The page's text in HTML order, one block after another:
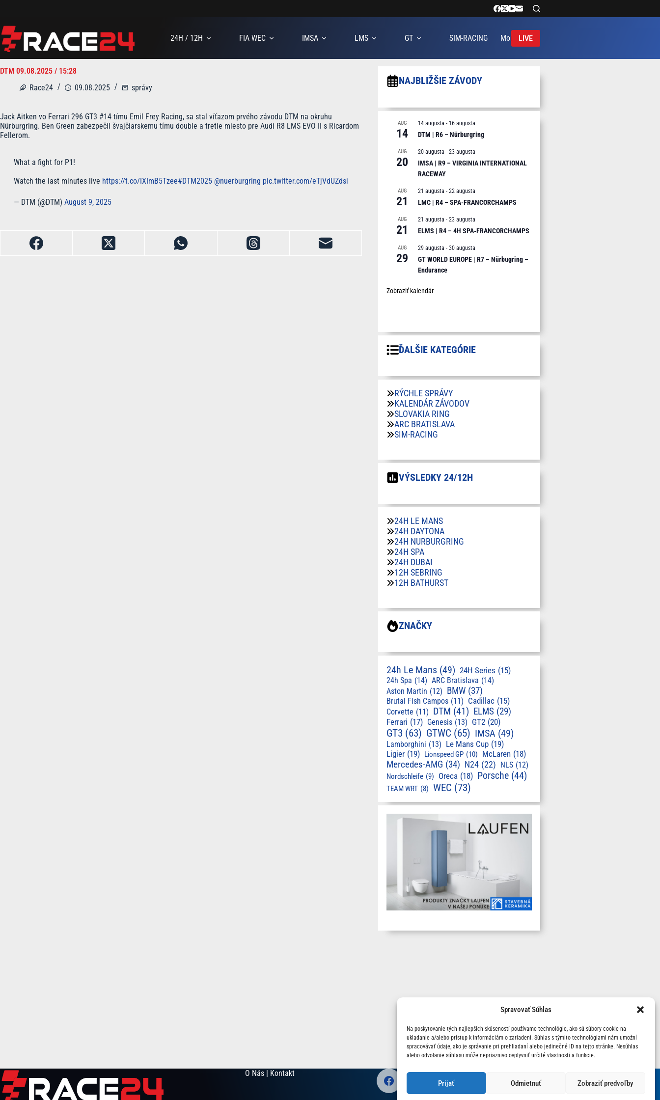
Spravovať Súhlas
Na poskytovanie tých najlepších skúseností používame technológie, ako sú súbory cookie na
ukladanie a/alebo prístup k informáciám o zariadení. Súhlas s týmito technológiami nám umožní
spracovávať údaje, ako je správanie pri prehliadaní alebo jedinečné ID na tejto stránke. Nesúhlas
alebo odvolanie súhlasu môže nepriaznivo ovplyvniť určité vlastnosti a funkcie.
Prijať Odmietnuť Zobraziť predvoľby
24H / 12H
FIA WEC IMSA LMS GT SIM-RACING More LIVE
DTM 09.08.2025 / 15:28
Race24
09.08.2025 správy
Jack Aitken vo Ferrari 296 GT3 #14 tímu Emil Frey Racing, sa stal víťazom prvého závodu DTM na okruhu
Nürburgring. Ben Green zabezpečil švajčiarskemu tímu double a tretie miesto pre Audi R8 LMS EVO II s Ricardom
Fellerom.
What a fight for P1!
Watch the last minutes live https://t.co/IXImB5Tzee#DTM2025 @nuerburgring pic.twitter.com/eTjVdUZdsi
— DTM (@DTM) August 9, 2025
NAJBLIŽŠIE ZÁVODY
AUG
14
14 augusta - 16 augusta
DTM | R6 – Nürburgring
AUG
20
20 augusta - 23 augusta
IMSA | R9 – VIRGINIA INTERNATIONAL
RACEWAY
AUG
21
21 augusta - 22 augusta
LMC | R4 – SPA-FRANCORCHAMPS
AUG
21
21 augusta - 23 augusta
ELMS | R4 – 4H SPA-FRANCORCHAMPS
AUG
29
29 augusta - 30 augusta
GT WORLD EUROPE | R7 – Nürbugring –
Endurance
Zobraziť kalendár
ĎALŠIE KATEGÓRIE
RÝCHLE SPRÁVY
KALENDÁR ZÁVODOV
SLOVAKIA RING
ARC BRATISLAVA
SIM-RACING
VÝSLEDKY 24/12H
24H LE MANS
24H DAYTONA
24H NURBURGRING
24H SPA
24H DUBAI
12H SEBRING
12H BATHURST
ZNAČKY
24h Le Mans (49) 24H Series (15)
24h Spa (14) ARC Bratislava (14)
Aston Martin (12) BMW (37)
Brutal Fish Campos (11) Cadillac (15)
Corvette (11) DTM (41) ELMS (29)
Ferrari (17) Genesis (13) GT2 (20)
GT3 (63) GTWC (65) IMSA (49)
Lamborghini (13) Le Mans Cup (19)
Ligier (19) Lionspeed GP (10) McLaren (18)
Mercedes-AMG (34) N24 (22) NLS (12)
Nordschleife (9) Oreca (18) Porsche (44)
TEAM WRT (8) WEC (73)
O Nás | Kontakt